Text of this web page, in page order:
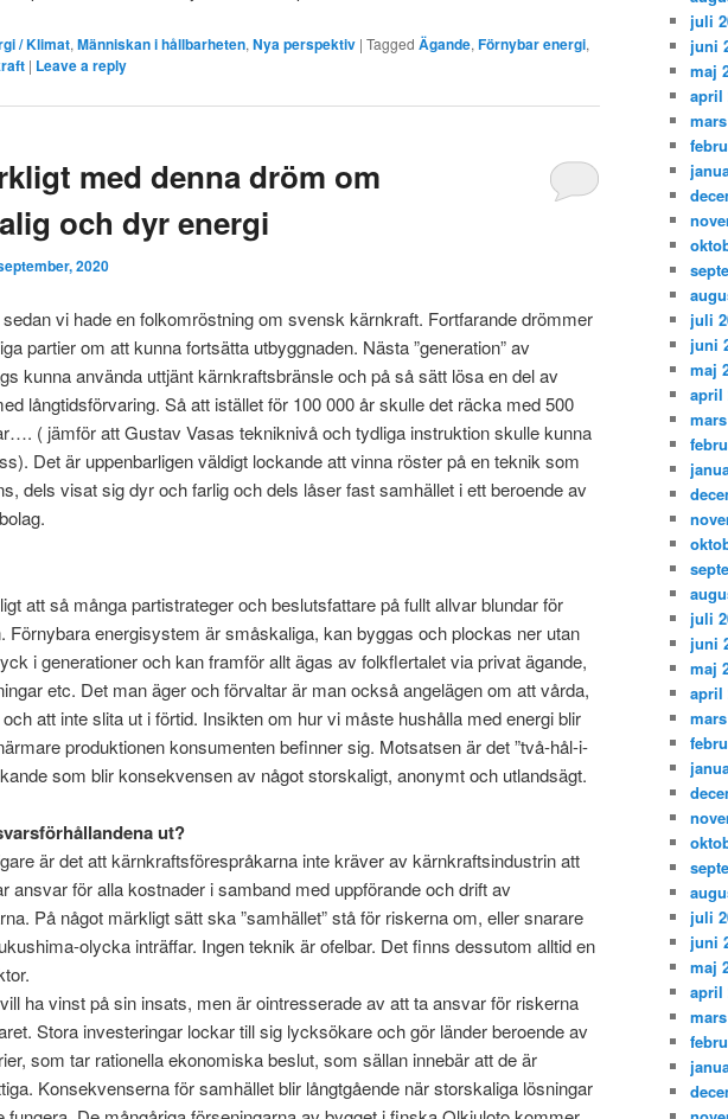
/ Klimat,Människan i hållbarheten,Nya perspektiv | Tagged Ägande,Förnybar energi,
| Leave a reply
med denna dröm om
och dyr energi
2020
vi hade en folkomröstning om svensk kärnkraft. Fortfarande drömmer
partier om att kunna fortsätta utbyggnaden. Nästa ”generation” av
kunna använda uttjänt kärnkraftsbränsle och på så sätt lösa en del av
långtidsförvaring. Så att istället för 100 000 år skulle det räcka med 500
( jämför att Gustav Vasas tekniknivå och tydliga instruktion skulle kunna
Det är uppenbarligen väldigt lockande att vinna röster på en teknik som
dels visat sig dyr och farlig och dels låser fast samhället i ett beroende av
att så många partistrateger och beslutsfattare på fullt allvar blundar för
Förnybara energisystem är småskaliga, kan byggas och plockas ner utan
i generationer och kan framför allt ägas av folkflertalet via privat ägande,
etc. Det man äger och förvaltar är man också angelägen om att vårda,
att inte slita ut i förtid. Insikten om hur vi måste hushålla med energi blir
produktionen konsumenten befinner sig. Motsatsen är det ”två-hål-i-
som blir konsekvensen av något storskaligt, anonymt och utlandsägt.
ut?
är det att kärnkraftsförespråkarna inte kräver av kärnkraftsindustrin att
ansvar för alla kostnader i samband med uppförande och drift av
På något märkligt sätt ska ”samhället” stå för riskerna om, eller snarare
olycka inträffar. Ingen teknik är ofelbar. Det finns dessutom alltid en
ha vinst på sin insats, men är ointresserade av att ta ansvar för riskerna
Stora investeringar lockar till sig lycksökare och gör länder beroende av
som tar rationella ekonomiska beslut, som sällan innebär att de är
Konsekvenserna för samhället blir långtgående när storskaliga lösningar
juli
juni
maj
april
juli
juni
maj
april
juli
juni
maj
april
juli
juni
maj
april